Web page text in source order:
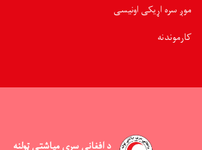
موږ سره اړیکی اونیسی
کارموندنه
د افغاني سري میاشتي ټولنهTwitter